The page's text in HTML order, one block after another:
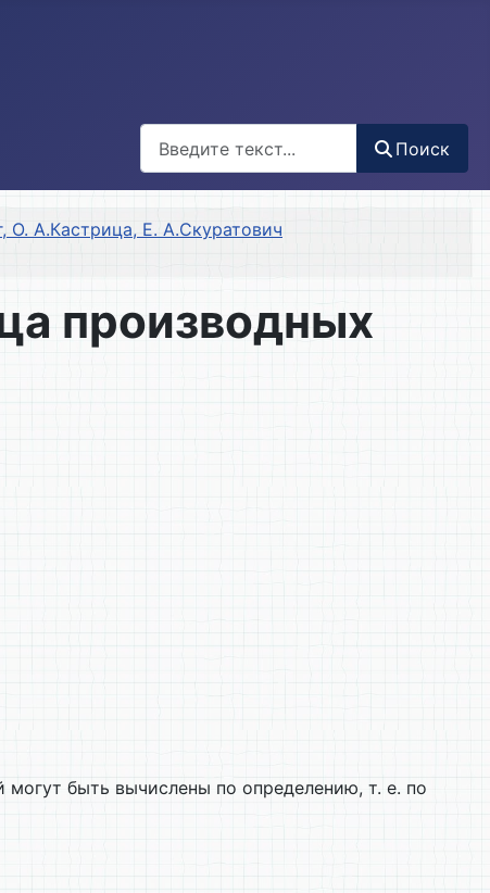
Поиск
О. А.Кастрица, Е. А.Скуратович
производных
быть вычислены по определению, т. е. по